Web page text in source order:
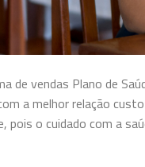
de vendas Plano de
a melhor relação
pois o cuidado com a